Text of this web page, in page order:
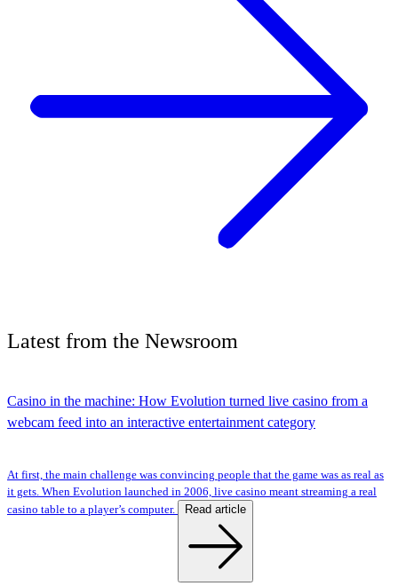
Latest from the Newsroom
Casino in the machine: How Evolution turned live casino from a
webcam feed into an interactive entertainment category
At first, the main challenge was convincing people that the game was as real as
it gets. When Evolution launched in 2006, live casino meant streaming a real
casino table to a player’s computer.
Read article